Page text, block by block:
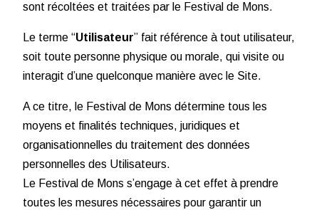
sont récoltées et traitées par le Festival de Mons.
Le terme “Utilisateur” fait référence à tout utilisateur,
soit toute personne physique ou morale, qui visite ou
interagit d’une quelconque manière avec le Site.
A ce titre, le Festival de Mons détermine tous les
moyens et finalités techniques, juridiques et
organisationnelles du traitement des données
personnelles des Utilisateurs.
Le Festival de Mons s’engage à cet effet à prendre
toutes les mesures nécessaires pour garantir un